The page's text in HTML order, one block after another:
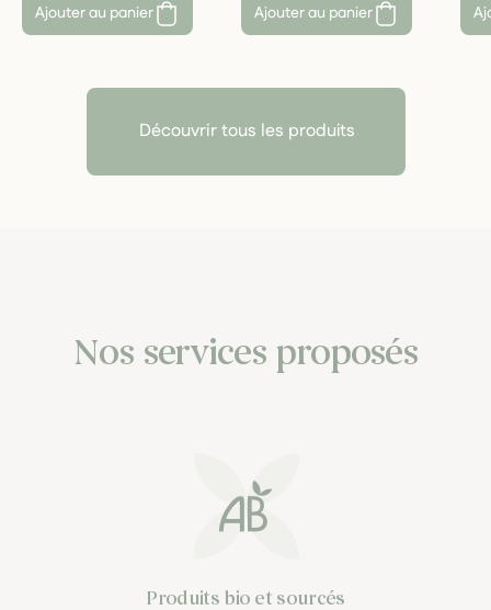
Ajouter au panier Ajouter au panier
Découvrir tous les produits
Nos services proposés
Produits bio et sourcés